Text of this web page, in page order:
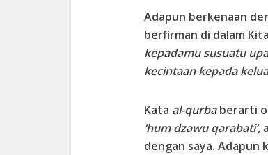
Adapun berkenaan
berfirman di dalam
kepadamu susuatu
kecintaan kepada
Kata al-qurbaberarti
‘hum dzawu qarabati’,
dengan saya. Adapun